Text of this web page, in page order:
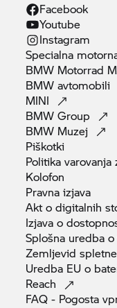
Facebook
Youtube
Instagram
Specialna
BMW Motorrad
BMWavtomobili
MINI
BMWGroup
BMW Muzej
Piškotki
Politika varovanja
Kolofon
Pravnaizjava
Akt o digitalnih
Izjava o
Splošna uredba
Zemljevid
Uredba EU o
Reach
FAQ - Pogosta